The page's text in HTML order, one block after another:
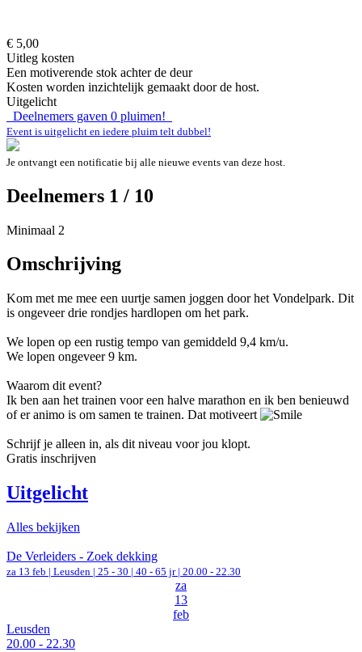
€ 5,00
Uitleg kosten
Een motiverende stok achter de deur
Kosten worden inzichtelijk gemaakt door de host.
Uitgelicht
Deelnemers gaven 0 pluimen!
Event is uitgelicht en iedere pluim telt dubbel!
Je ontvangt een notificatie bij alle nieuwe events van deze host.
Deelnemers 1 / 10
Minimaal 2
Omschrijving
Kom met me mee een uurtje samen joggen door het Vondelpark. Dit
is ongeveer drie rondjes hardlopen om het park.
We lopen op een rustig tempo van gemiddeld 9,4 km/u.
We lopen ongeveer 9 km.
Waarom dit event?
Ik ben aan het trainen voor een halve marathon en ik ben benieuwd
of er animo is om samen te trainen. Dat motiveert
Schrijf je alleen in, als dit niveau voor jou klopt.
Gratis inschrijven
Uitgelicht
Alles bekijken
De Verleiders - Zoek dekking
za 13 feb | Leusden | 25 - 30 | 40 - 65 jr | 20.00 - 22.30
za
13
feb
Leusden
20.00 - 22.30